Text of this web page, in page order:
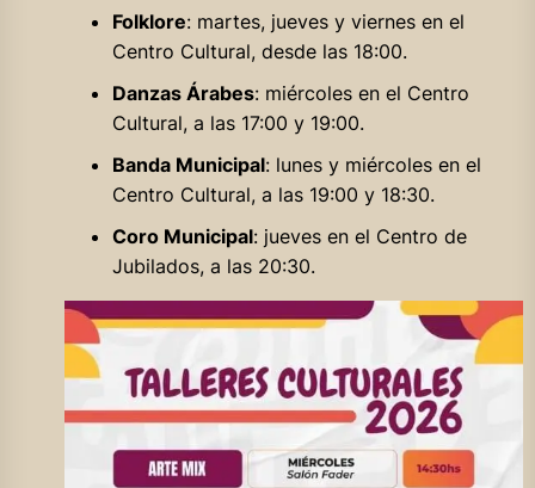
Folklore: martes, jueves y viernes en el
Centro Cultural, desde las 18:00.
Danzas Árabes: miércoles en el Centro
Cultural, a las 17:00 y 19:00.
Banda Municipal: lunes y miércoles en el
Centro Cultural, a las 19:00 y 18:30.
Coro Municipal: jueves en el Centro de
Jubilados, a las 20:30.